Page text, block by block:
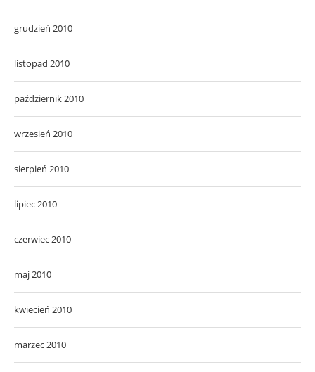
grudzień 2010
listopad 2010
październik 2010
wrzesień 2010
sierpień 2010
lipiec 2010
czerwiec 2010
maj 2010
kwiecień 2010
marzec 2010